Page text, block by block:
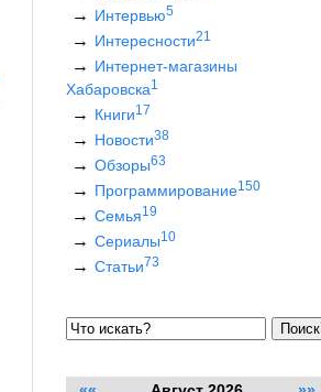
Интервью5
Интересности21
Интернет-магазины
Хабаровска1
Книги17
Новости38
Обзоры63
Программирование150
Семья19
Сериалы10
Статьи 73
Поиск